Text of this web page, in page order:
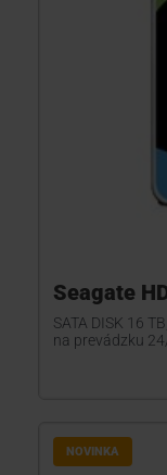
Seagate
SATA DISK 16
na prevádzku
NOVINKA